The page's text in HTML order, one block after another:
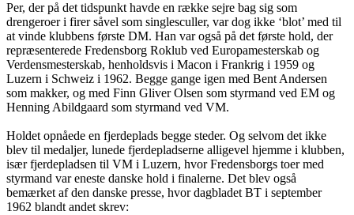
Per, der på det tidspunkt havde en række sejre bag sig som
drengeroer i firer såvel som singlesculler, var dog ikke ‘blot’ med til
at vinde klubbens første DM. Han var også på det første hold, der
repræsenterede Fredensborg Roklub ved Europamesterskab og
Verdensmesterskab, henholdsvis i Macon i Frankrig i 1959 og
Luzern i Schweiz i 1962. Begge gange igen med Bent Andersen
som makker, og med Finn Gliver Olsen som styrmand ved EM og
Henning Abildgaard som styrmand ved VM.
Holdet opnåede en fjerdeplads begge steder. Og selvom det ikke
blev til medaljer, lunede fjerdepladserne alligevel hjemme i klubben,
især fjerdepladsen til VM i Luzern, hvor Fredensborgs toer med
styrmand var eneste danske hold i finalerne. Det blev også
bemærket af den danske presse, hvor dagbladet BT i september
1962 blandt andet skrev: